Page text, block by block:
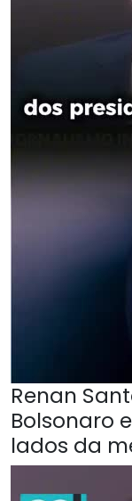
Renan
Bolsonaro
lados da